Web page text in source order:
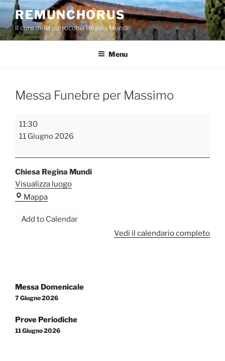
Salta
contenuto
REMUNCHORUS
Il coro della parrocchia Regina Mundi
Menu
Messa Funebre per Massimo
Messa
Funebre
Massimo
11:30
11 Giugno 2026
Chiesa Regina Mundi
Visualizza luogo
MappaChiesa
Mundi
Add to Calendar
Vedi il calendario completo
articoli
Messa Domenicale
7 Giugno 2026
Prove Periodiche
11 Giugno 2026